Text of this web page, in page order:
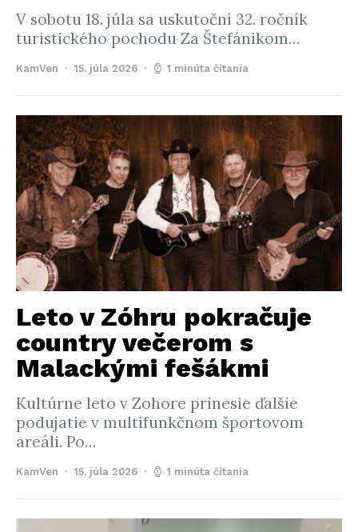
V sobotu 18. júla sa uskutoční 32. ročník
turistického pochodu Za Štefánikom…
KamVen 15. júla 2026 1 minúta čítania
Leto v Zóhru pokračuje
country večerom s
Malackými fešákmi
Kultúrne leto v Zohore prinesie ďalšie
podujatie v multifunkčnom športovom
areáli. Po…
KamVen 15. júla 2026 1 minúta čítania